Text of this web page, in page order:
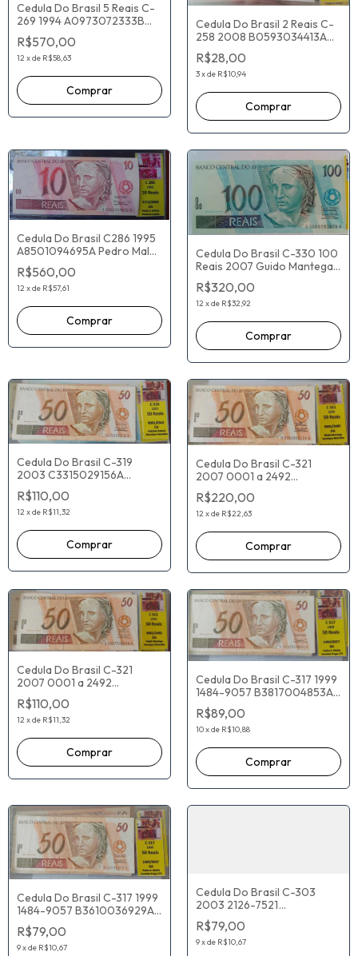
Cedula Do Brasil 5 Reais C-
269 1994 A0973072333B
Fernando H. Cardoso Pedro
Malan (gde)
R$570,00
12 xde R$58,63
Cedula Do Brasil 2 Reais C-
258 2008 B0593034413A
Guido Mantega Henrique
Meirelles
R$28,00
3xde R$10,94
Cedula Do Brasil C286 1995
A8501094695A Pedro Malan
Gustavo Loyola
R$560,00
12 xde R$57,61
Cedula Do Brasil C-330 100
Reais 2007 Guido Mantega
Henrique Meireles
A5089083809A
R$320,00
12 xde R$32,92
Cedula Do Brasil C-319
2003 C3315029156A
Antônio Palocci Henrique
Meirelles
R$110,00
12 xde R$11,32
Cedula Do Brasil C-321
2007 0001 a 2492
D0362062129A Guido
Mantega Henrique Meirelles
R$220,00
12 xde R$22,63
Cedula Do Brasil C-321
2007 0001 a 2492
D1067039188A Guido
Mantega Henrique Meirelles
R$110,00
12 xde R$11,32
Cedula Do Brasil C-317 1999
1484-9057 B3817004853A
Pedro Malan Armínio Fraga
R$89,00
10xde R$10,88
Cedula Do Brasil C-317 1999
1484-9057 B3610036929A
Pedro Malan Armínio Fraga
R$79,00
9xde R$10,67
Cedula Do Brasil C-303
2003 2126-7521
A5526017234A Antônio
Palocci Henrique Meirelles
R$79,00
9xde R$10,67